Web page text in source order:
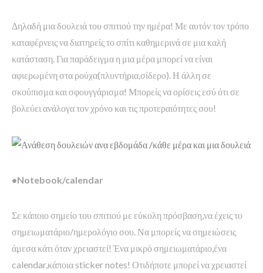
Δηλαδή μια δουλειά του σπιτιού την ημέρα! Με αυτόν τον τρόπο
καταφέρνεις να διατηρείς το σπίτι καθημερινά σε μια καλή
κατάσταση. Για παράδειγμα η μια μέρα μπορεί να είναι
αφιερωμένη στα ρούχα(πλυντήρια,σίδερο). Η άλλη σε
σκούπισμα και σφουγγάρισμα! Μπορείς να ορίσεις εσύ ότι σε
βολεύει ανάλογα τον χρόνο και τις προτεραιότητες σου!
•Notebook/calendar
Σε κάποιο σημείο του σπιτιού με εύκολη πρόσβαση,να έχεις το
σημειωματάριο/ημερολόγιο σου. Να μπορείς να σημειώσεις
άμεσα κάτι όταν χρειαστεί! Ένα μικρό σημειωματάριο,ένα
calendar,κάποια sticker notes! Οτιδήποτε μπορεί να χρειαστεί